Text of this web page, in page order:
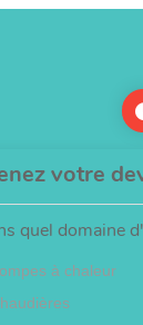
votre
quel domaine
à chaleur